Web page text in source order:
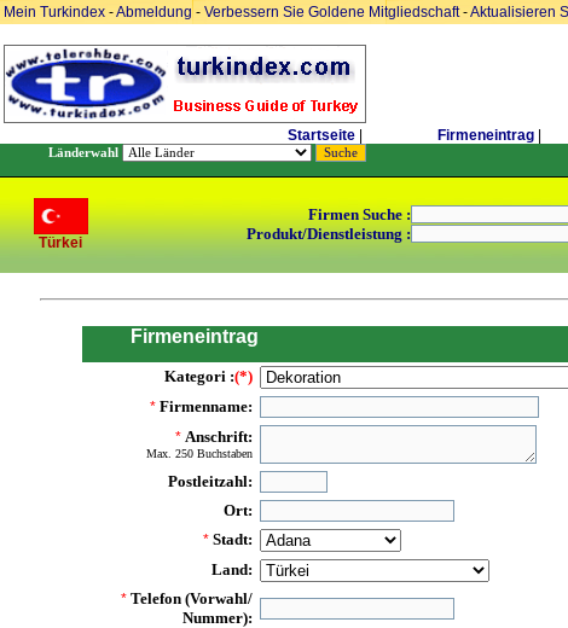
Mein Turkindex -Abmeldung- Verbessern Sie Goldene Mitgliedschaft-Aktualisieren
Startseite Firmeneintrag
Länderwahl
Türkei
Firmen Suche :
Produkt/Dienstleistung :
Firmeneintrag
Kategori :(*)
* Firmenname:
* Anschrift:
Max. 250 Buchstaben
Postleitzahl:
Ort:
* Stadt:
Land:
* Telefon (Vorwahl/
Nummer):